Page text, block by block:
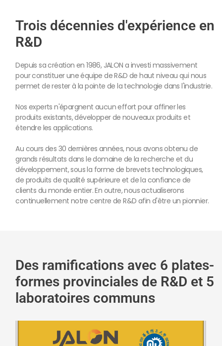
Trois décennies d'expérience en
R&D
Depuis sa création en 1986, JALON a investi massivement
pour constituer une équipe de R&D de haut niveau qui nous
permet de rester à la pointe de la technologie dans l'industrie.
Nos experts n'épargnent aucun effort pour affiner les
produits existants, développer de nouveaux produits et
étendre les applications.
Au cours des 30 dernières années, nous avons obtenu de
grands résultats dans le domaine de la recherche et du
développement, sous la forme de brevets technologiques,
de produits de qualité supérieure et de la confiance de
clients du monde entier. En outre, nous actualiserons
continuellement notre centre de R&D afin d'être un pionnier.
Des ramifications avec 6 plates-
formes provinciales de R&D et 5
laboratoires communs